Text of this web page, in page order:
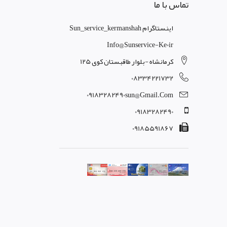
تماس با ما
اینستاگرام Sun_service_kermanshah
Info@sunservice-Ke0ir
کرمانشاه -بلوار طاقبستان کوی 125
08334221732
09183282490sun@gmail.com
09183282490
09185591867